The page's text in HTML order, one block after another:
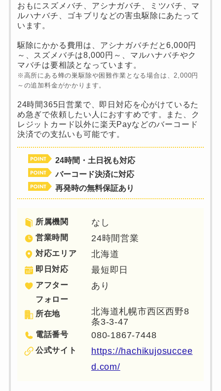
おもにスズメバチ、アシナガバチ、ミツバチ、マ
ルハナバチ、ゴキブリなどの害虫駆除にあたって
います。
駆除にかかる費用は、アシナガバチだと6,000円
～、スズメバチは8,000円～、マルハナバチやク
マバチは要相談となっています。
※高所にある蜂の巣駆除や困難作業となる場合は、2,000円
～の追加料金がかかります。
24時間365日営業で、即日対応を心がけているた
め急ぎで依頼したい人におすすめです。また、ク
レジットカード以外に楽天Payなどのバーコード
決済での支払いも可能です。
24時間・土日祝も対応
バーコード決済に対応
再発時の無料保証あり
所属機関 なし
営業時間 24時間営業
対応エリア 北海道
即日対応 最短即日
アフター
フォロー
あり
所在地
北海道札幌市西区西野8
条3-3-47
電話番号 080-1867-7448
公式サイト
https://hachikujosuccee
d.com/